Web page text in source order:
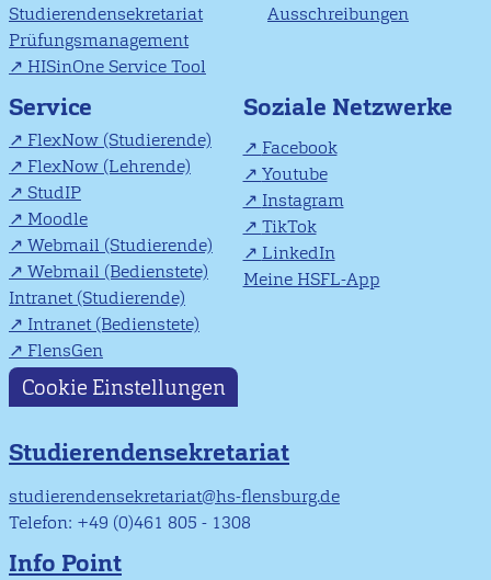
Studierendensekretariat
Prüfungsmanagement
HISinOne Service Tool
Ausschreibungen
Service
FlexNow (Studierende)
FlexNow (Lehrende)
StudIP
Moodle
Webmail (Studierende)
Webmail (Bedienstete)
Intranet (Studierende)
Intranet (Bedienstete)
FlensGen
Soziale Netzwerke
Facebook
Youtube
Instagram
TikTok
LinkedIn
Meine HSFL-App
Cookie Einstellungen
Studierendensekretariat
studierendensekretariat@hs-flensburg.de
Telefon: +49 (0)461 805 - 1308
Info Point